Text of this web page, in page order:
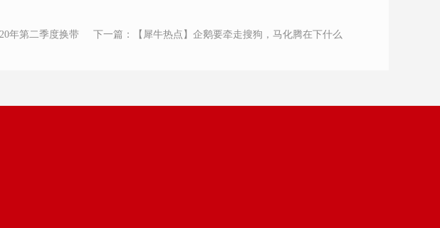
年第二季度换带 下一篇： 【犀牛热点】企鹅要牵走搜狗，马化腾在下什么